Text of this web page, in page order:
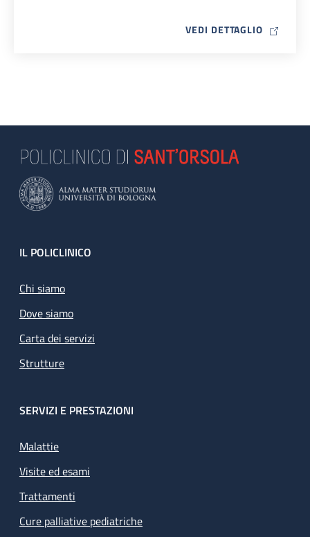
VEDI DETTAGLIO MAP ICON
Footer
IL POLICLINICO
Chi siamo
Dove siamo
Carta dei servizi
Strutture
SERVIZI E PRESTAZIONI
Malattie
Visite ed esami
Trattamenti
Cure palliative pediatriche